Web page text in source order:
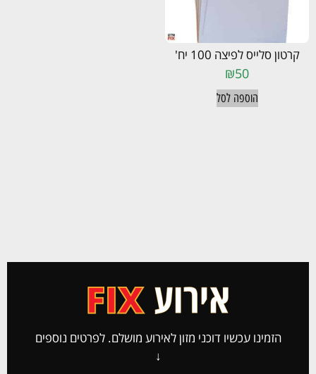
קרטון סלייס לפיצה 100 יח'
₪50
הוספה לסל
הזמינו עכשיו דוכני מזון לאירוע מושלם. לפרטים נוספים
↓